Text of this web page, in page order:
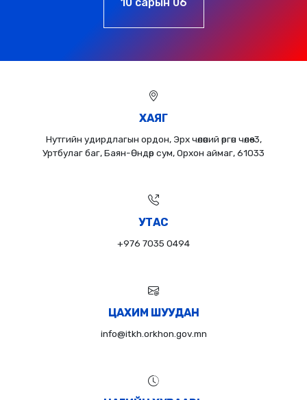
ХАЯГ
Нутгийн удирдлагын ордон, Эрх чөлөөний өргөн чөлөө-3,
Уртбулаг баг, Баян-Өндөр сум, Орхон аймаг, 61033
УТАС
+976 7035 0494
ЦАХИМ ШУУДАН
info@itkh.orkhon.gov.mn